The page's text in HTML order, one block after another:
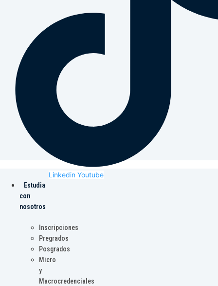
Linkedin Youtube
Estudia
con
nosotros
Inscripciones
Pregrados
Posgrados
Micro
y
Macrocredenciales